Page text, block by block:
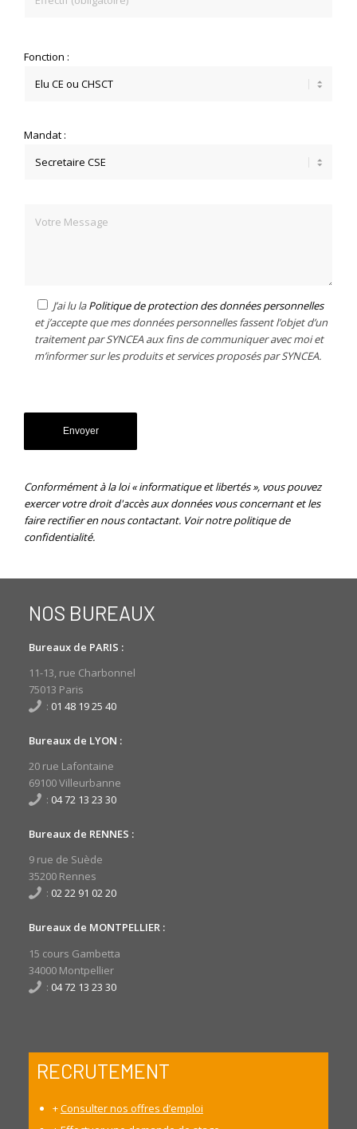
Fonction :
Mandat :
J’ai lu laPolitique de protection des données personnelles
et j’accepte que mes données personnelles fassent l’objet d’un
traitement par SYNCEA aux fins de communiquer avec moi et
m’informer sur les produits et services proposés par SYNCEA.
Conformément à la loi « informatique et libertés », vous pouvez
exercer votre droit d'accès aux données vous concernant et les
faire rectifier en nous contactant. Voirnotre politique de
confidentialité.
NOS BUREAUX
Bureaux de PARIS :
11-13, rue Charbonnel
75013 Paris
: 01 48 19 25 40
Bureaux de LYON :
20 rue Lafontaine
69100 Villeurbanne
: 04 72 13 23 30
Bureaux de RENNES :
9 rue de Suède
35200 Rennes
: 02 22 91 02 20
Bureaux de MONTPELLIER :
15 cours Gambetta
34000 Montpellier
: 04 72 13 23 30
RECRUTEMENT
+Consulter nos offres d’emploi